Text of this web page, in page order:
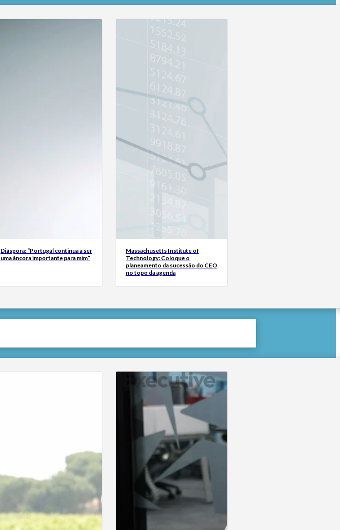
Diáspora: “Portugal continua a ser
uma âncora importante para mim”
Massachusetts Institute of
Technology: Coloque o
planeamento da sucessão do CEO
no topo da agenda